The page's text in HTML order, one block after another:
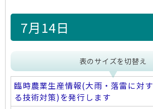
7月14日
表のサイズを切替え
臨時農業生産情報(大雨・落雷に対す
る技術対策)を発行します